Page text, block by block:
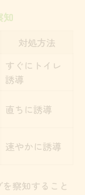
知
対処方法
すぐにトイレ
誘導
直ちに誘導
速やかに誘導
察知すること